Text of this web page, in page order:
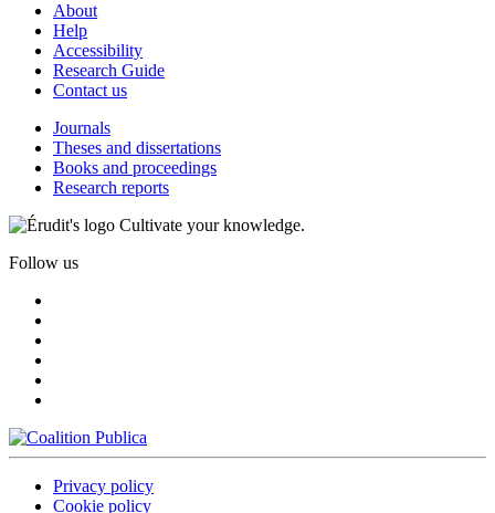
About
Help
Accessibility
Research Guide
Contact us
Journals
Theses and dissertations
Books and proceedings
Research reports
Cultivate your knowledge.
Follow us
Privacy policy
Cookie policy